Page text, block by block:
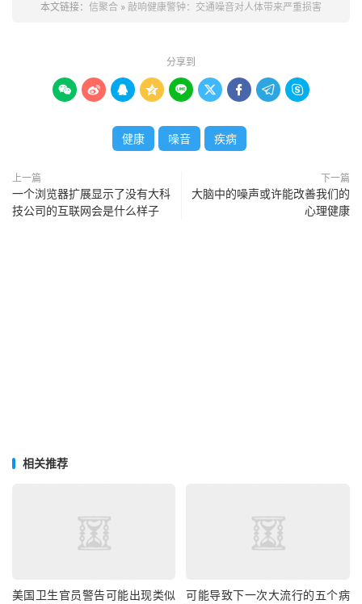
本文链接： 信聚合 » 敲响健康警钟：交通噪音对人体带来严重损害
分享到
        
健康 噪音 疾病
上一篇
一个浏览器扩展显示了没有大科
技公司的互联网会是什么样子
下一篇
大脑中的噪声或许能改善我们的
心理健康
相关推荐
美国卫生官员警告可能出现类似
可能导致下一次大流行的五个病